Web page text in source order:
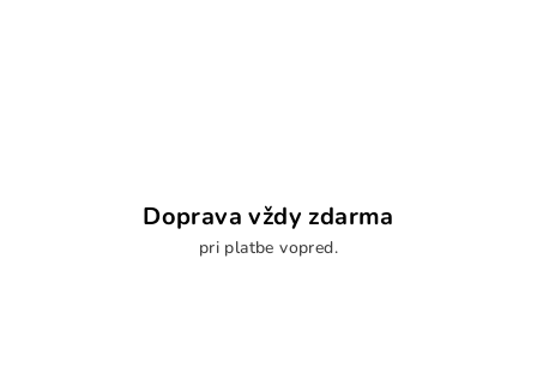
Doprava vždy zdarma
pri platbe vopred.